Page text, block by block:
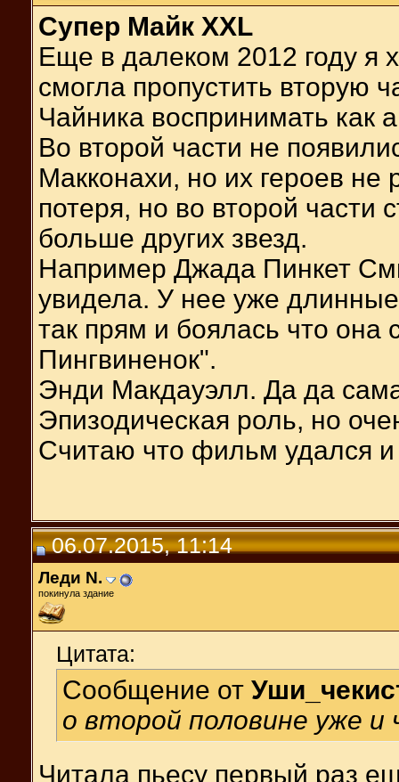
Супер Майк XXL
Еще в далеком 2012 году я
смогла пропустить вторую
Чайника воспринимать как
Во второй части не
Макконахи, но их героев не
потеря, но во второй
больше других звезд.
Например Джада Пинкет
увидела. У нее уже
так прям и боялась что
Пингвиненок".
Энди Макдауэлл. Да да
Эпизодическая роль, но
Считаю что фильм удался
06.07.2015, 11:14
Леди N.
покинула здание
Цитата:
Сообщение от
о второй половине уже и
Читала пьесу первый раз